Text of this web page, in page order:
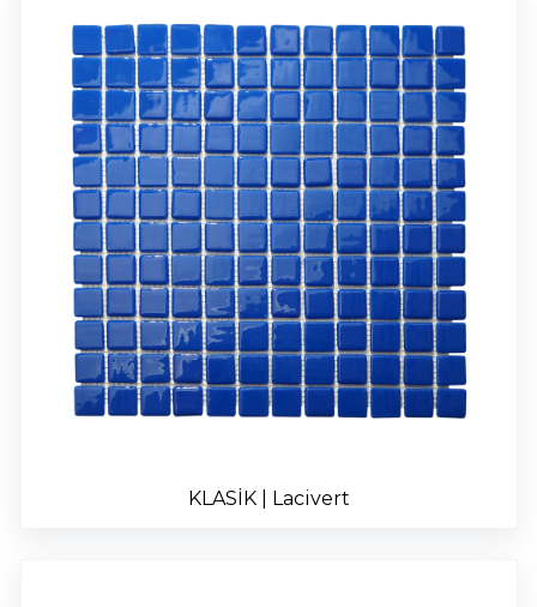
KLASİK | Lacivert